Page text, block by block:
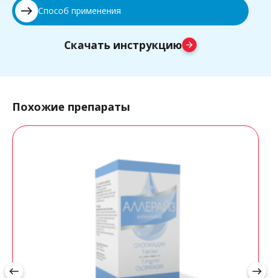
east Способ применения
Скачать инструкцию arrow_forward
Похожие препараты
west east